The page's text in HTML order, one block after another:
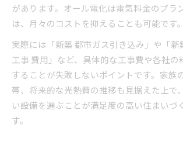
があります。オール電化は電気料金のプラ
は、月々のコストを抑えることも可能です。
実際には「新築 都市ガス引き込み」や「新
工事 費用」など、具体的な工事費や各社の
することが失敗しないポイントです。家族
帯、将来的な光熱費の推移も見据えた上で
い設備を選ぶことが満足度の高い住まいづ
す。